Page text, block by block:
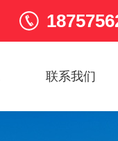
联系我们